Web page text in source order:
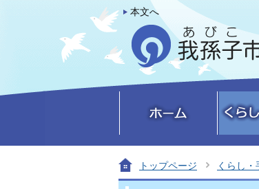
本文へ
トップページ くらし・